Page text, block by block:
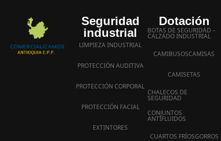
Seguridad
industrial
LIMPIEZA INDUSTRIAL
PROTECCIÓN AUDITIVA
PROTECCIÓN CORPORAL
PROTECCIÓN FACIAL
EXTINTORES
Dotación
BOTAS DE SEGURIDAD –
CALZADO INDUSTRIAL
CAMIBUSOSCAMISAS
CAMISETAS
CHALECOS DE
SEGURIDAD
CONJUNTOS
ANTIFLUIDOS
CUARTOS FRÍOSGORROS